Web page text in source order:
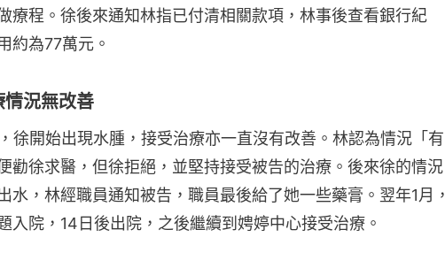
療程。徐後來通知林指已付清相關款項，林事後查看銀行紀
約為77萬元。
況無改善
徐開始出現水腫，接受治療亦一直沒有改善。林認為情況「有
勸徐求醫，但徐拒絕，並堅持接受被告的治療。後來徐的情況
水，林經職員通知被告，職員最後給了她一些藥膏。翌年1月，
入院，14日後出院，之後繼續到娉婷中心接受治療。